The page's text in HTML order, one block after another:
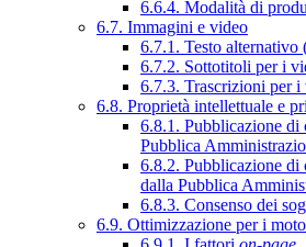
6.6.4. Modalità di
6.7. Immagini e video
6.7.1. Testo
6.7.2. Sottotitoli per i
6.7.3. Trascrizioni per i
6.8. Proprietà intellettuale e
6.8.1. Pubblicazione di
Pubblica
6.8.2. Pubblicazione di
dalla Pubblica
6.8.3. Consenso dei
6.9. Ottimizzazione per i